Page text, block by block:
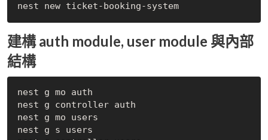
nest new ticket-booking-system
建構 auth module, user module 與內部
結構
nest g mo auth
nest g controller auth
nest g mo users
nest g s users